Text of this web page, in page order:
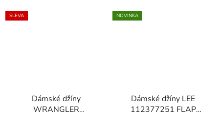
SLEVA
Dámské džíny
WRANGLER
NOVINKA
Dámské džíny LEE
112377251 FLAP